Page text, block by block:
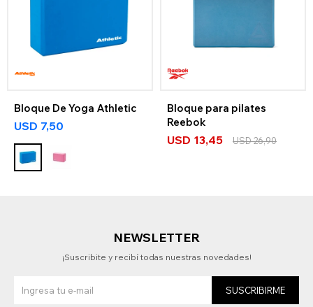
Bloque De Yoga Athletic
USD 7,50
Bloque para pilates
Reebok
USD 13,45 USD26,90
NEWSLETTER
¡Suscribite y recibí todas nuestras novedades!
SUSCRIBIRME